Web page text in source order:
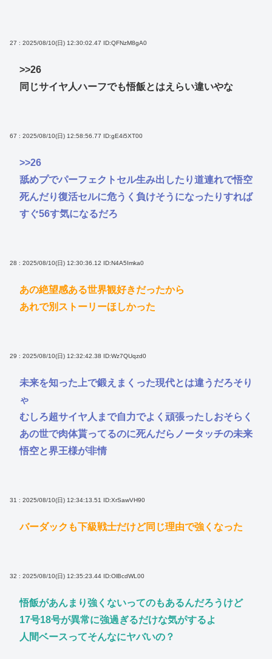
27 : 2025/08/10(日) 12:30:02.47 ID:QFNzM8gA0
>>26
同じサイヤ人ハーフでも悟飯とはえらい違いやな
67 : 2025/08/10(日) 12:58:56.77 ID:gE4i5XT00
>>26
舐めプでパーフェクトセル生み出したり道連れで悟空
死んだり復活セルに危うく負けそうになったりすれば
すぐ56す気になるだろ
28 : 2025/08/10(日) 12:30:36.12 ID:N4A5Imka0
あの絶望感ある世界観好きだったから
あれで別ストーリーほしかった
29 : 2025/08/10(日) 12:32:42.38 ID:Wz7QUqzd0
未来を知った上で鍛えまくった現代とは違うだろそり
ゃ
むしろ超サイヤ人まで自力でよく頑張ったしおそらく
あの世で肉体貰ってるのに死んだらノータッチの未来
悟空と界王様が非情
31 : 2025/08/10(日) 12:34:13.51 ID:XrSawVH90
バーダックも下級戦士だけど同じ理由で強くなった
32 : 2025/08/10(日) 12:35:23.44 ID:OlBcdWL00
悟飯があんまり強くないってのもあるんだろうけど
17号18号が異常に強過ぎるだけな気がするよ
人間ベースってそんなにヤバいの？